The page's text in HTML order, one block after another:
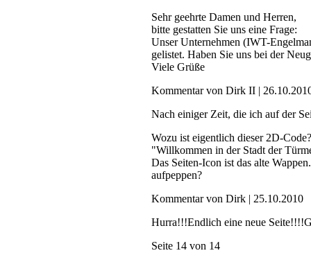
Sehr geehrte Damen und Herren,
bitte gestatten Sie uns eine Frage:
Unser Unternehmen (IWT-
gelistet. Haben Sie uns bei der
Viele Grüße
Kommentar von Dirk II |
Nach einiger Zeit, die ich auf der
Wozu ist eigentlich dieser 2D-
"Willkommen in der Stadt der
Das Seiten-Icon ist das alte
aufpeppen?
Kommentar von Dirk | 25.10.2010
Hurra!!!Endlich eine neue
Seite 14 von 14